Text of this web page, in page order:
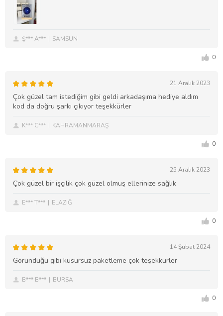
Ş*** A*** SAMSUN
0
21 Aralık 2023
Çok güzel tam istediğim gibi geldi arkadaşıma hediye aldım
kod da doğru şarkı çıkıyor teşekkürler
K*** C*** KAHRAMANMARAŞ
0
25 Aralık 2023
Çok güzel bir işçilik çok güzel olmuş ellerinize sağlık
E*** T*** ELAZIĞ
0
14 Şubat 2024
Göründüğü gibi kusursuz paketleme çok teşekkürler
B*** B*** BURSA
0